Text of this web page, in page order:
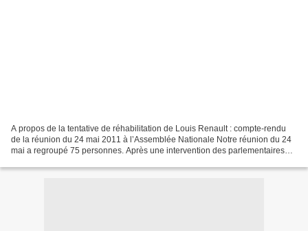
A propos de la tentative de réhabilitation de Louis Renault : compte-rendu
de la réunion du 24 mai 2011 à l’Assemblée Nationale Notre réunion du 24
mai a regroupé 75 personnes. Après une intervention des parlementaires